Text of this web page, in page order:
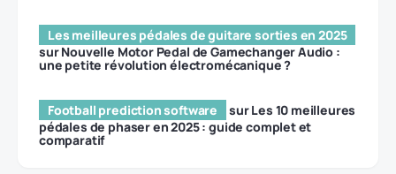
Les meilleures pédales de guitare sorties en 2025
surNouvelle Motor Pedal de Gamechanger Audio :
une petite révolution électromécanique ?
Football prediction software surLes 10 meilleures
pédales de phaser en 2025 : guide complet et
comparatif